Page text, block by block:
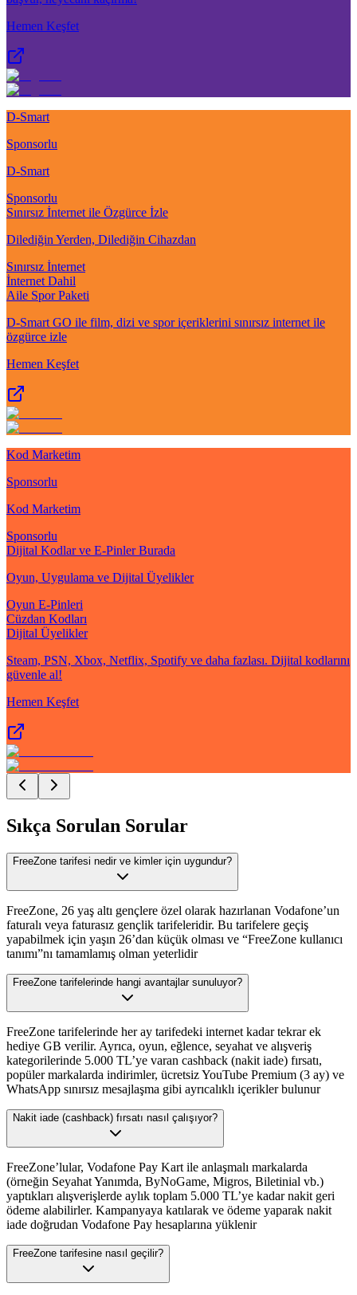
Hemen Keşfet
D-Smart
Sponsorlu
D-Smart
Sponsorlu
Sınırsız İnternet ile Özgürce İzle
Dilediğin Yerden, Dilediğin Cihazdan
Sınırsız İnternet
İnternet Dahil
Aile Spor Paketi
D-Smart GO ile film, dizi ve spor içeriklerini sınırsız internet ile
özgürce izle
Hemen Keşfet
Kod Marketim
Sponsorlu
Kod Marketim
Sponsorlu
Dijital Kodlar ve E-Pinler Burada
Oyun, Uygulama ve Dijital Üyelikler
Oyun E-Pinleri
Cüzdan Kodları
Dijital Üyelikler
Steam, PSN, Xbox, Netflix, Spotify ve daha fazlası. Dijital kodlarını
güvenle al!
Hemen Keşfet
Sıkça Sorulan Sorular
FreeZone tarifesi nedir ve kimler için uygundur?
FreeZone, 26 yaş altı gençlere özel olarak hazırlanan Vodafone’un
faturalı veya faturasız gençlik tarifeleridir. Bu tarifelere geçiş
yapabilmek için yaşın 26’dan küçük olması ve “FreeZone kullanıcı
tanımı”nı tamamlamış olman yeterlidir
FreeZone tarifelerinde hangi avantajlar sunuluyor?
FreeZone tarifelerinde her ay tarifedeki internet kadar tekrar ek
hediye GB verilir. Ayrıca, oyun, eğlence, seyahat ve alışveriş
kategorilerinde 5.000 TL’ye varan cashback (nakit iade) fırsatı,
popüler markalarda indirimler, ücretsiz YouTube Premium (3 ay) ve
WhatsApp sınırsız mesajlaşma gibi ayrıcalıklı içerikler bulunur
Nakit iade (cashback) fırsatı nasıl çalışıyor?
FreeZone’lular, Vodafone Pay Kart ile anlaşmalı markalarda
(örneğin Seyahat Yanımda, ByNoGame, Migros, Biletinial vb.)
yaptıkları alışverişlerde aylık toplam 5.000 TL’ye kadar nakit geri
ödeme alabilirler. Kampanyaya katılarak ve ödeme yaparak nakit
iade doğrudan Vodafone Pay hesaplarına yüklenir
FreeZone tarifesine nasıl geçilir?